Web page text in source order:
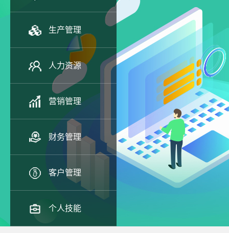
生产管理
人力资源
营销管理
财务管理
客户管理
个人技能